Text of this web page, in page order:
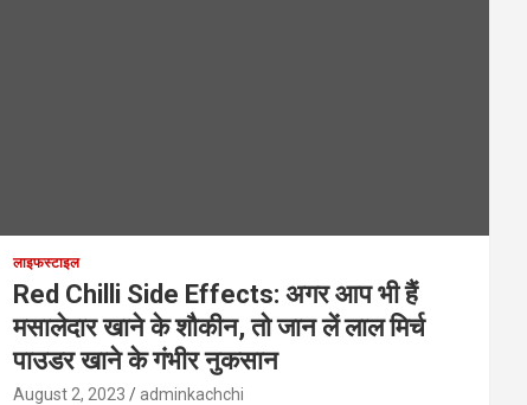
लाइफस्टाइल
Red Chilli Side Effects: अगर आप भी हैं
मसालेदार खाने के शौकीन, तो जान लें लाल मिर्च
पाउडर खाने के गंभीर नुकसान
August 2, 2023 adminkachchi